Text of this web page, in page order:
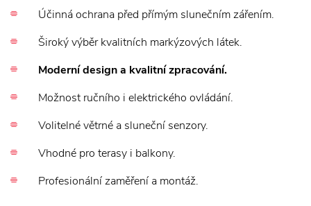
Účinná ochrana před přímým slunečním zářením.
Široký výběr kvalitních markýzových látek.
Moderní design a kvalitní zpracování.
Možnost ručního i elektrického ovládání.
Volitelné větrné a sluneční senzory.
Vhodné pro terasy i balkony.
Profesionální zaměření a montáž.